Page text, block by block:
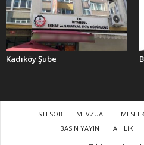
Kadıköy Şube
İSTESOB MEVZUAT
BASIN YAYIN
AHİLİK